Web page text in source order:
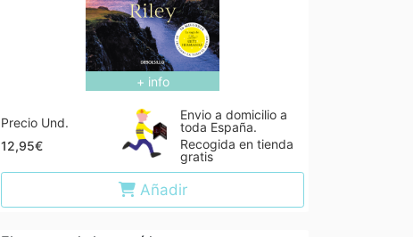
+ info
Precio Und.
12,95€
Envio a domicilio a
toda España.
Recogida en tienda
gratis
Añadir